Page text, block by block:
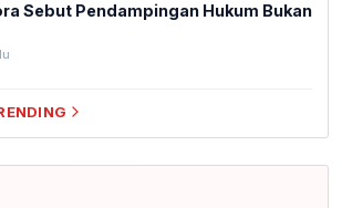
Sebut Pendampingan Hukum Bukan